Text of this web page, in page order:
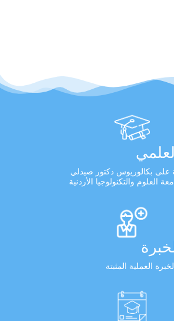
على بكالوريوس دكتور صيدلي
العلوم والتكنولوجيا الأردنية
العملية المثبتة